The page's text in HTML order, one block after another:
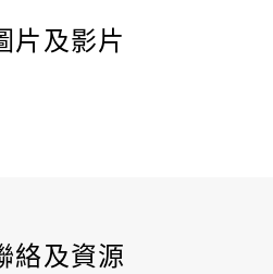
片及影片
絡及資源